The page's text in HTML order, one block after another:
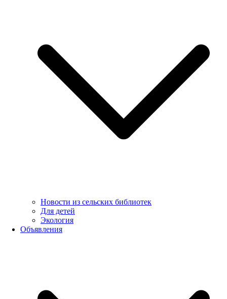
Новости из сельских библиотек
Для детей
Экология
Объявления